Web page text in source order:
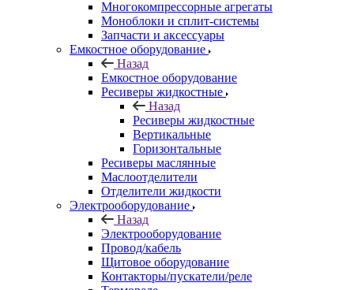
Многокомпрессорные агрегаты
Моноблоки и сплит-системы
Запчасти и аксессуары
Емкостное оборудование
Назад
Емкостное оборудование
Ресиверы жидкостные
Назад
Ресиверы жидкостные
Вертикальные
Горизонтальные
Ресиверы маслянные
Маслоотделители
Отделители жидкости
Электрооборудование
Назад
Электрооборудование
Провод/кабель
Щитовое оборудование
Контакторы/пускатели/реле